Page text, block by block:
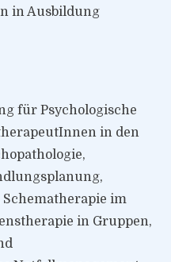
in Ausbildung
für Psychologische
in den
im
in Gruppen,